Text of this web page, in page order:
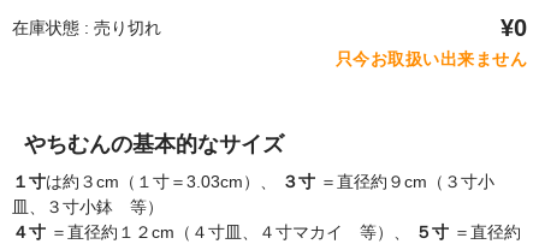
在庫状態 : 売り切れ ¥0
只今お取扱い出来ません
やちむんの基本的なサイズ
１寸は約３cm（１寸＝3.03cm）、 ３寸 ＝直径約９cm（３寸小
皿、３寸小鉢 等）
４寸 ＝直径約１２cm（４寸皿、４寸マカイ 等）、 ５寸 ＝直径約